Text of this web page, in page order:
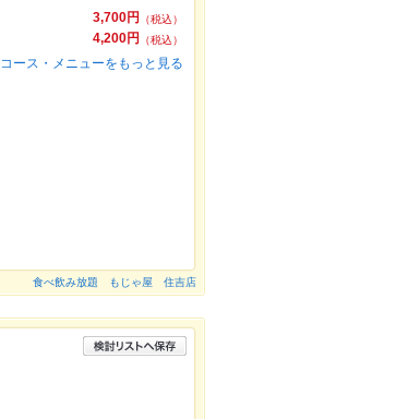
3,700円
（税込）
4,200円
（税込）
コース・メニューをもっと見る
食べ飲み放題 もじゃ屋 住吉店